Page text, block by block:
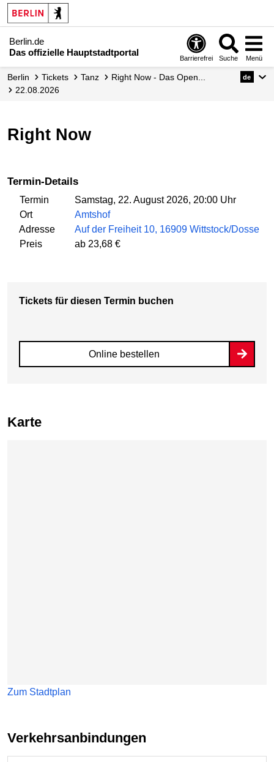
Berlin.de
Das offizielle Hauptstadtportal
Barrierefrei Suche Menü
Berlin Tickets Tanz
Right Now - Das Open...
22.08.2026
de
Right Now
Termin-Details
Termin
Samstag, 22. August 2026, 20:00 Uhr
Ort
Amtshof
Adresse
Auf der Freiheit 10, 16909 Wittstock/Dosse
Preis
ab 23,68 €
Tickets für diesen Termin buchen
Online bestellen
Karte
Zum Stadtplan
Verkehrsanbindungen